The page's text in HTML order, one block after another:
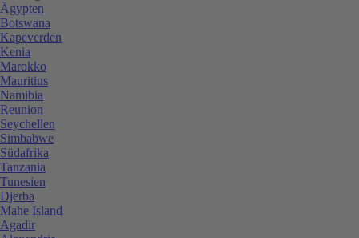
Ägypten
Botswana
Kapeverden
Kenia
Marokko
Mauritius
Namibia
Reunion
Seychellen
Simbabwe
Südafrika
Tanzania
Tunesien
Djerba
Mahe Island
Agadir